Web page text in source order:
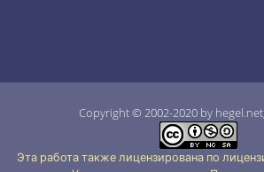
Copyright © 2002-2020 by
Эта работа также лицензирована по